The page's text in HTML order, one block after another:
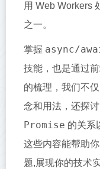
用 Web Workers
之一。
掌握 async/
技能，也是通过
的梳理，我们不
念和用法，还探
Promise 的关系
这些内容能帮助
题,展现你的技术实